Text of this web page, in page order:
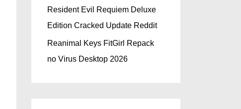
Resident Evil Requiem Deluxe
Edition Cracked Update Reddit
Reanimal Keys FitGirl Repack
no Virus Desktop 2026